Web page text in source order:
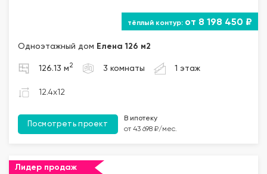
от 8 198 450 ₽
Одноэтажный дом Елена 126 м2
126.13 м 2 3 комнаты 1 этаж
12.4x12
Посмотреть проект
В ипотеку
от 43 698 ₽/мес.
Лидер продаж